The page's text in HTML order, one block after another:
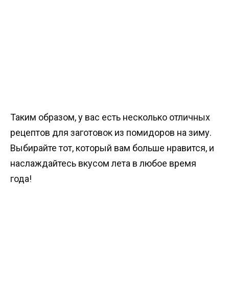
Таким образом, у вас есть несколько отличных
рецептов для заготовок из помидоров на зиму.
Выбирайте тот, который вам больше нравится, и
наслаждайтесь вкусом лета в любое время
года!